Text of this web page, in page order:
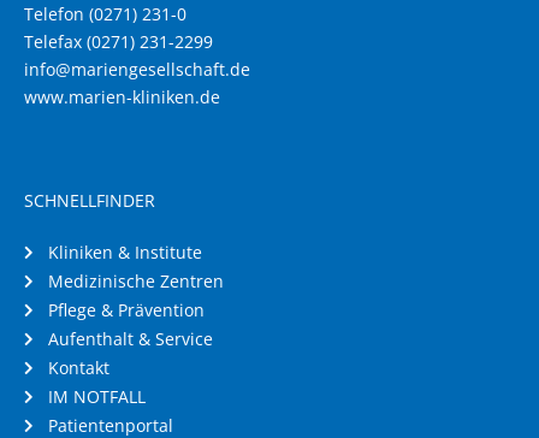
Telefon (0271) 231-0
Telefax (0271) 231-2299
info@mariengesellschaft.de
www.marien-kliniken.de
SCHNELLFINDER
Kliniken & Institute
Medizinische Zentren
Pflege & Prävention
Aufenthalt & Service
Kontakt
IM NOTFALL
Patientenportal